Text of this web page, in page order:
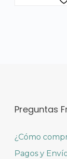
Preguntas
¿Cómo
Pagos y